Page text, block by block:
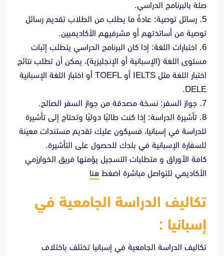
صلة بالبرنامج الدراسي.
5. رسائل توصية: عادةً ما يطلب من الطلاب تقديم رسائل
توصية من أساتذتهم أو مشرفيهم الأكاديميين.
6. اختبارات اللغة: إذا كان البرنامج الدراسي يتطلب إثبات
مستوى اللغة (الإسبانية أو الإنجليزية)، يمكن أن تطلب نتائج
اختبار اللغة مثل IELTS أو TOEFL أو اختبار اللغة الإسبانية
DELE.
7. جواز السفر: نسخة مصدقة من جواز السفر الصالح.
8. تأشيرة الدراسة: إذا كنت طالبًا دوليًا وتحتاج إلى تأشيرة
للدراسة في إسبانيا، فسيكون عليك تقديم مستندات معينة
للسفارة الإسبانية في بلدك للحصول على التأشيرة.
كافة الأوراق و متطلبات التسجيل يؤمنها فريق الخوارزمي
الأكاديمي للتواصل مباشرة اضغط هنا
تكاليف الدراسة الجامعية في
إسبانيا :
تكاليف الدراسة الجامعية في إسبانيا تختلف باختلاف